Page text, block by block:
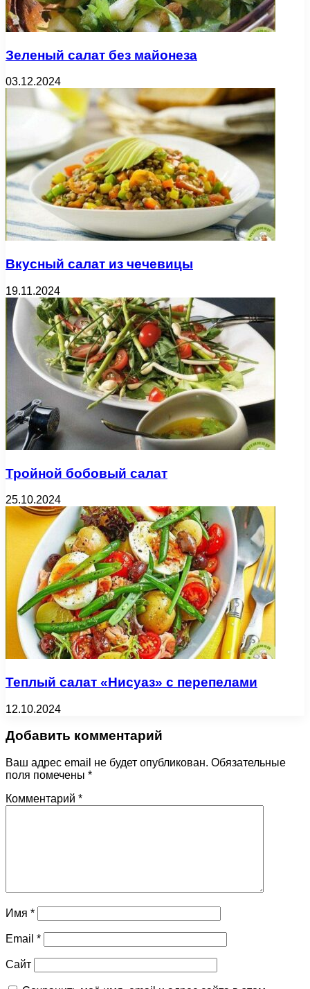
Зеленый салат без майонеза
03.12.2024
Вкусный салат из чечевицы
19.11.2024
Тройной бобовый салат
25.10.2024
Теплый салат «Нисуаз» с перепелами
12.10.2024
Добавить комментарий
Ваш адрес email не будет опубликован. Обязательные
поля помечены *
Комментарий *
Имя *
Email *
Сайт